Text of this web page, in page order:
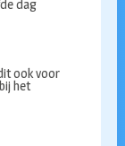
dag
ook voor
het